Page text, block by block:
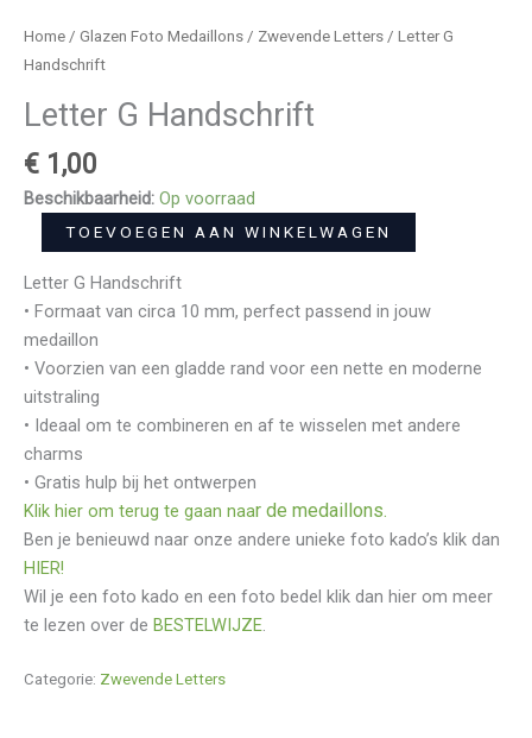
Home / Glazen Foto Medaillons / Zwevende Letters / Letter G
Handschrift
Letter G Handschrift
€ 1,00
Beschikbaarheid: Op voorraad
TOEVOEGEN AAN WINKELWAGEN
Letter G Handschrift
• Formaat van circa 10 mm, perfect passend in jouw
medaillon
• Voorzien van een gladde rand voor een nette en moderne
uitstraling
• Ideaal om te combineren en af te wisselen met andere
charms
• Gratis hulp bij het ontwerpen
Klik hier om terug te gaan naar de medaillons.
Ben je benieuwd naar onze andere unieke foto kado’s klik dan
HIER!
Wil je een foto kado en een foto bedel klik dan hier om meer
te lezen over de BESTELWIJZE
Categorie: Zwevende Letters